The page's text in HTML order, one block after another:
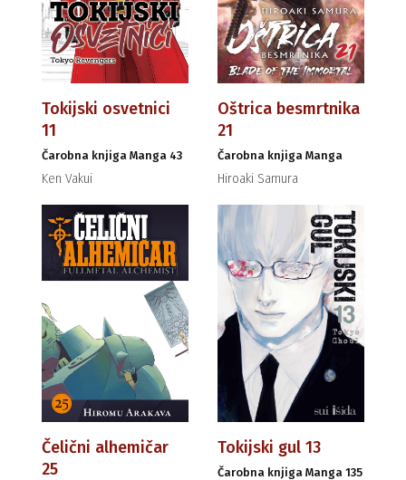
Tokijski osvetnici
11
Čarobna knjiga Manga 43
Ken Vakui
Oštrica besmrtnika
21
Čarobna knjiga Manga
Hiroaki Samura
Čelični alhemičar
25
Tokijski gul 13
Čarobna knjiga Manga 135